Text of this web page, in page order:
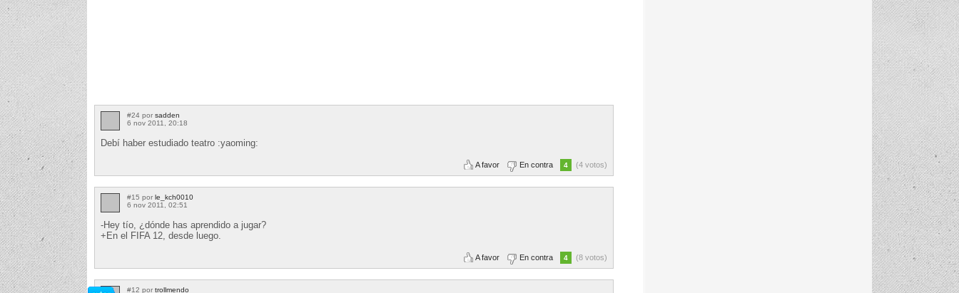
#24 por sadden
6 nov 2011, 20:18
Debí haber estudiado teatro :yaoming:
A favor En contra 4 (4 votos)
#15 por le_kch0010
6 nov 2011, 02:51
-Hey tío, ¿dónde has aprendido a jugar?
+En el FIFA 12, desde luego.
A favor En contra 4 (8 votos)
#12 por trollmendo